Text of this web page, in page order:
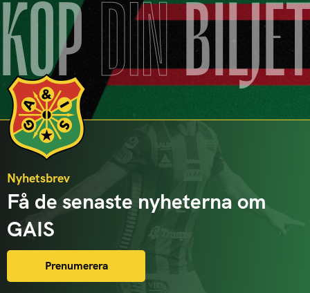
KÖPDIN
Nyhetsbrev
Få de senaste nyheterna om
GAIS
Prenumerera